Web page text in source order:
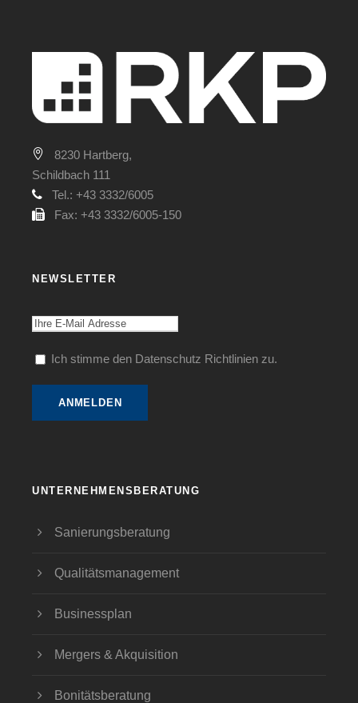
8230 Hartberg,
Schildbach 111
Tel.: +43 3332/6005
Fax: +43 3332/6005-150
NEWSLETTER
Ich stimme den Datenschutz Richtlinien zu.
UNTERNEHMENSBERATUNG
Sanierungsberatung
Qualitätsmanagement
Businessplan
Mergers & Akquisition
Bonitätsberatung